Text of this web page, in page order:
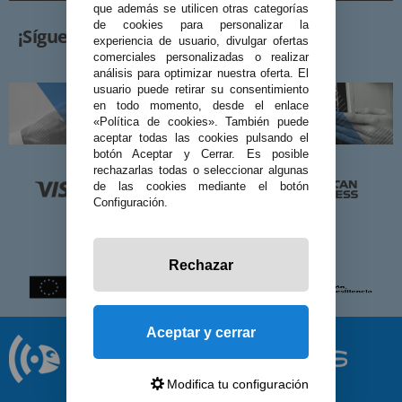
¡Síguenos!
© 2026 Preciosadictos.com
que además se utilicen otras categorías
de cookies para personalizar la
experiencia de usuario, divulgar ofertas
comerciales personalizadas o realizar
análisis para optimizar nuestra oferta. El
usuario puede retirar su consentimiento
en todo momento, desde el enlace
«Política de cookies». También puede
aceptar todas las cookies pulsando el
botón Aceptar y Cerrar. Es posible
rechazarlas todas o seleccionar algunas
de las cookies mediante el botón
Configuración.
Rechazar
Aceptar y cerrar
Modifica tu configuración